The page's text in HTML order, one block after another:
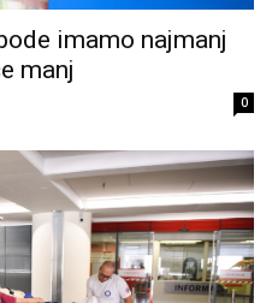
imamo najmanj
manj
0